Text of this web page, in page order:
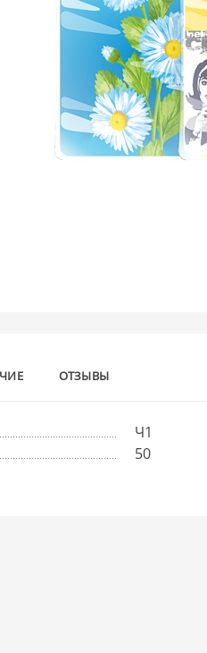
ОТЗЫВЫ
Ч1
50